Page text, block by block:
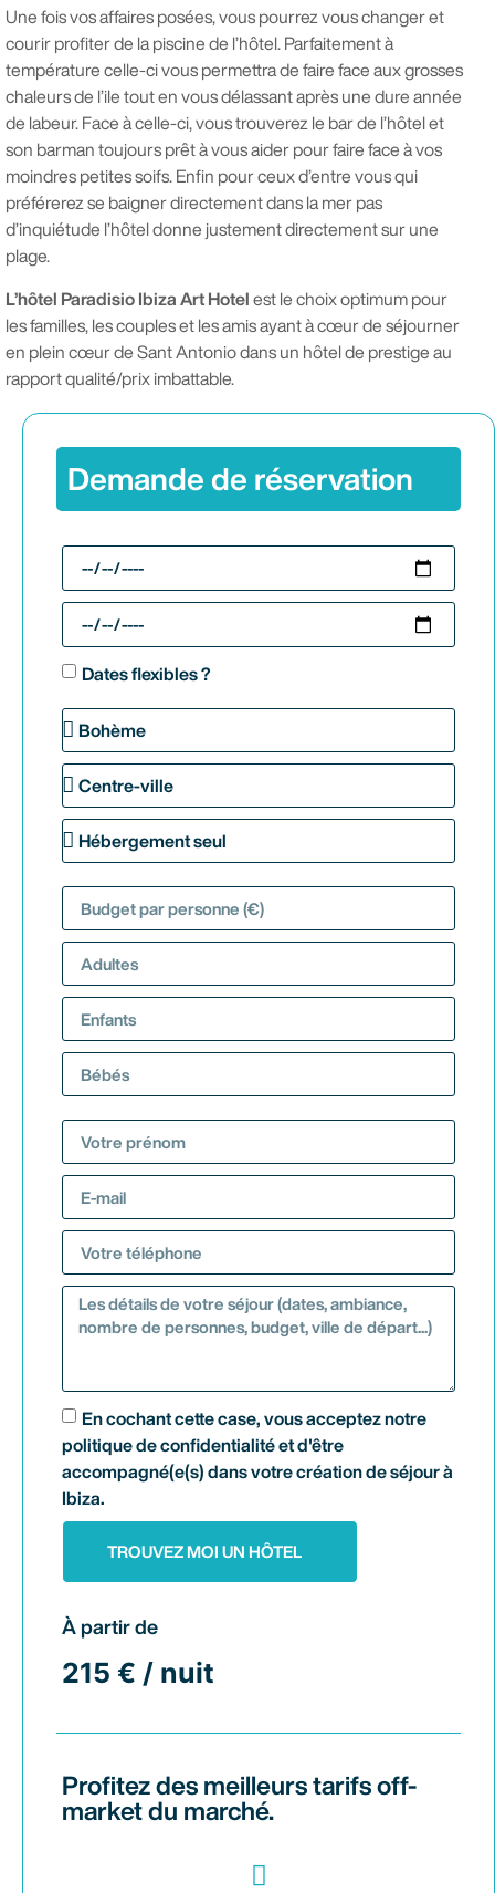
Une fois vos affaires posées, vous pourrez vous changer et
courir profiter de la piscine de l’hôtel. Parfaitement à
température celle-ci vous permettra de faire face aux grosses
chaleurs de l’ile tout en vous délassant après une dure année
de labeur. Face à celle-ci, vous trouverez le bar de l’hôtel et
son barman toujours prêt à vous aider pour faire face à vos
moindres petites soifs. Enfin pour ceux d’entre vous qui
préférerez se baigner directement dans la mer pas
d’inquiétude l’hôtel donne justement directement sur une
plage.
L’hôtel Paradisio Ibiza Art Hotel est le choix optimum pour
les familles, les couples et les amis ayant à cœur de séjourner
en plein cœur de Sant Antonio dans un hôtel de prestige au
rapport qualité/prix imbattable.
Demande de réservation
Dates flexibles ?
En cochant cette case, vous acceptez notre
politique de confidentialité et d'être
accompagné(e(s) dans votre création de séjour à
Ibiza.
TROUVEZ MOI UN HÔTEL
À partir de
215 € / nuit
Profitez des meilleurs tarifs off-
market du marché.